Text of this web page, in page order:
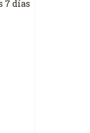
7 días